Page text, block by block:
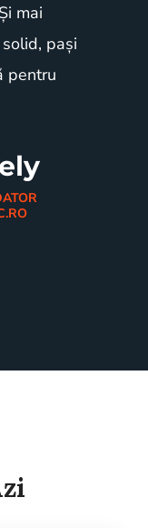
mai
pași
pentru